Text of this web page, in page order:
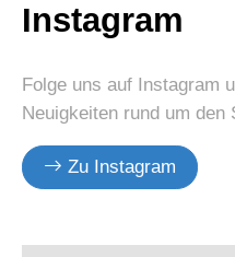
Instagram
Folge uns auf Instagram
Neuigkeiten rund um den
Zu Instagram